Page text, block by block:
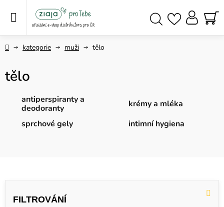
Domůkategorie muži tělo
tělo
antiperspiranty a
deodoranty
krémy a mléka
sprchové gely
intimní hygiena
V